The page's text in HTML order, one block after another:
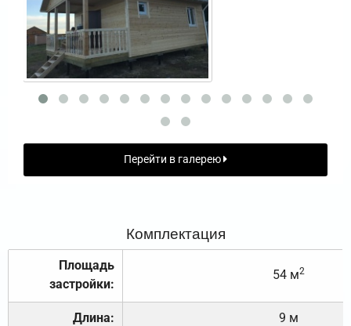
Перейти в галерею
Комплектация
Площадь
застройки:
54 м2
Длина: 9 м